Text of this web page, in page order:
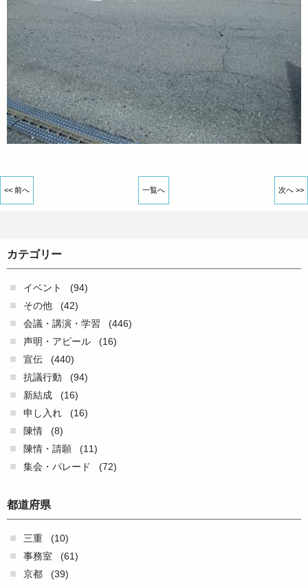
<< 前へ 一覧へ 次へ >>
カテゴリー
イベント
(94)
その他
(42)
会議・講演・学習
(446)
声明・アピール
(16)
宣伝
(440)
抗議行動
(94)
新結成
(16)
申し入れ
(16)
陳情
(8)
陳情・請願
(11)
集会・パレード
(72)
都道府県
三重
(10)
事務室
(61)
京都
(39)